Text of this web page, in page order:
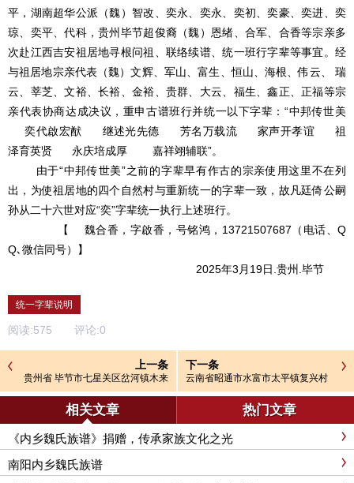
平，湖南超华公派（魏）智改、奕永、奕永、奕初、奕豪、奕进、奕
琼、奕平、代科，贵州毕节超俊裔（魏）恩绪、合军、合香等宗亲多
次赴江西吉安祖居地寻根问祖、联络续谱、统一班行字辈等事宜。经
与祖居地宗亲代表（魏）文辉、军山、富生、恒山、海根、伟云、 瑞
云、莘芝、文裕、长裕、金裕、贵群、大云、福生、鑫正、正福等宗
亲代表协商达成决议，重申古谱班行并统一以下字辈：“中邦传世美
奕代啟宏猷 继述光先德 芳名万载流 家声开孝谊 祖
泽育英贤 永庆培成厚 嘉祥翊辅联”。
由于“中邦传世美”之前的字辈早有作古的宗亲使用这里不在列
出，为使祖居地的四个自然村与重新统一的字辈一致，故凡廷倚公嗣
孙从二十六世对应“奕”字辈统一执行上述班行。
【 魏合香，字啟香，号铭鸿，13721507687（电话、Q
Q､微信同号）】
2025年3月19日.贵州.毕节
统一字辈说明
阅读:575 评论:0
上一条
贵州省 毕节市七星关区岔河镇木来
村魏家寨字辈
下一条
云南省昭通市水富市太平镇复兴村
魏家沟字辈
相关文章 热门文章
《内乡魏氏族谱》捐赠，传承家族文化之光
南阳内乡魏氏族谱